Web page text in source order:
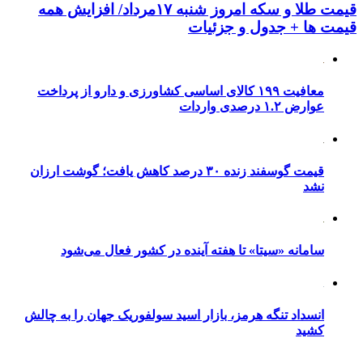
قیمت طلا و سکه امروز شنبه ۱۷مرداد/ افزایش همه
قیمت ها + جدول و جزئیات
معافیت ۱۹۹ کالای اساسی کشاورزی و دارو از پرداخت
عوارض ۱.۲ درصدی واردات
قیمت گوسفند زنده ۳۰ درصد کاهش یافت؛ گوشت ارزان
نشد
سامانه «سیتا» تا هفته آینده در کشور فعال می‌شود
انسداد تنگه هرمز، بازار اسید سولفوریک جهان را به چالش
کشید